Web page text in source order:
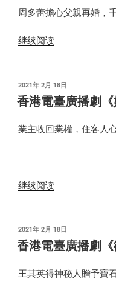
劇
羊
周多蕾擔心父親再婚
继续阅读“香
臺
廣
劇
假
发
布
于
2021年 2月 18日
香港電臺廣播劇《
業主收回業權，住客人
继续阅读“香
臺
廣
劇
发
布
于
2021年 2月 18日
香港電臺廣播劇
王其英得神秘人贈予